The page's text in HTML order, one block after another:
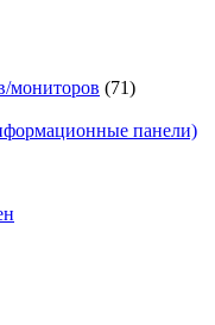
мониторов (71)
панели)